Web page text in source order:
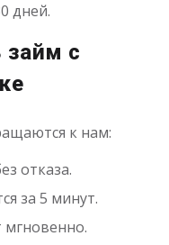
дней.
займ с
к нам:
отказа.
за 5 минут.
мгновенно.